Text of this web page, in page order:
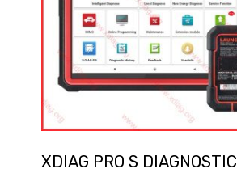
XDIAG PRO S DIAGNOSTIC